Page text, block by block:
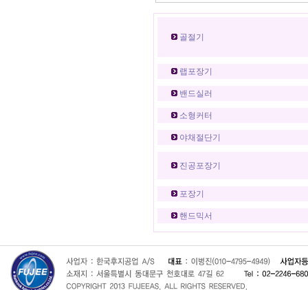
골절기
랩포장기
밴드실러
소형커터
야채절단기
진공포장기
포장기
핸드믹서